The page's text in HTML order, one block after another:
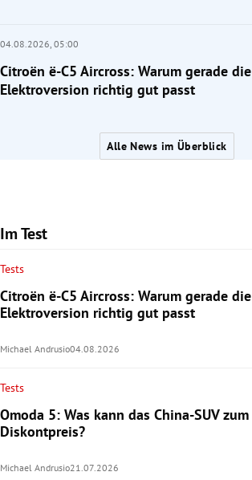
04.08.2026, 05:00
Citroën ë-C5 Aircross: Warum gerade die
Elektroversion richtig gut passt
Alle News im Überblick
Im Test
Tests
Citroën ë-C5 Aircross: Warum gerade die
Elektroversion richtig gut passt
Michael Andrusio04.08.2026
Tests
Omoda 5: Was kann das China-SUV zum
Diskontpreis?
Michael Andrusio21.07.2026